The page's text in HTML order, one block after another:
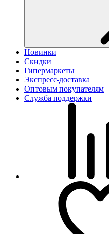
Новинки
Скидки
Гипермаркеты
Экспресс-доставка
Оптовым покупателям
Служба поддержки